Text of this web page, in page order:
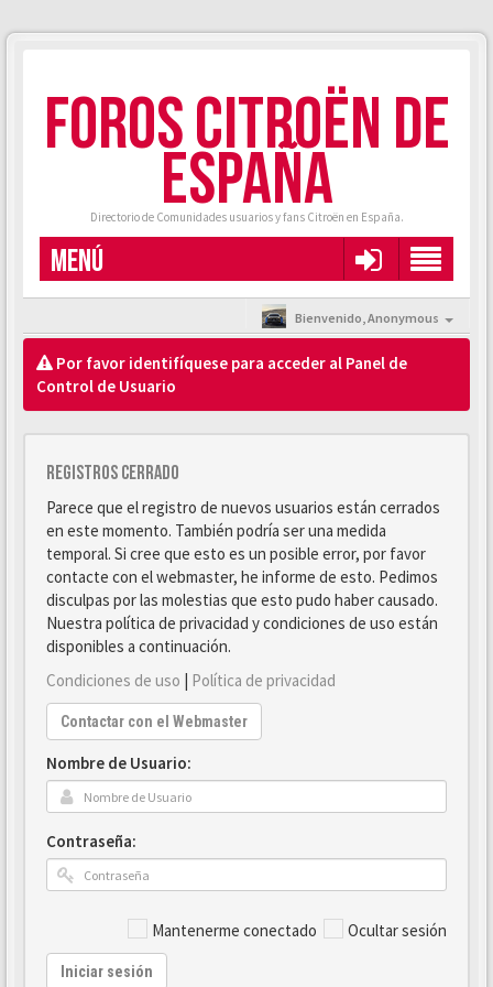
FOROS CITROËN DE
ESPAÑA
Directorio de Comunidades usuarios y fans Citroën en España.
MENÚ
Bienvenido,Anonymous
Por favor identifíquese para acceder al Panel de
Control de Usuario
Registros cerrado
Parece que el registro de nuevos usuarios están cerrados
en este momento. También podría ser una medida
temporal. Si cree que esto es un posible error, por favor
contacte con el webmaster, he informe de esto. Pedimos
disculpas por las molestias que esto pudo haber causado.
Nuestra política de privacidad y condiciones de uso están
disponibles a continuación.
Condiciones de uso | Política de privacidad
Contactar con el Webmaster
Nombre de Usuario:
Contraseña:
Mantenerme conectado Ocultar sesión
Iniciar sesión